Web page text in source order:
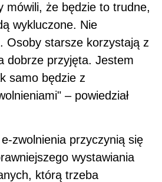
mówili, że będzie to trudne,
wykluczone. Nie
Osoby starsze korzystają z
dobrze przyjęta. Jestem
samo będzie z
– powiedział
zwolnienia przyczynią się
wystawiania
którą trzeba